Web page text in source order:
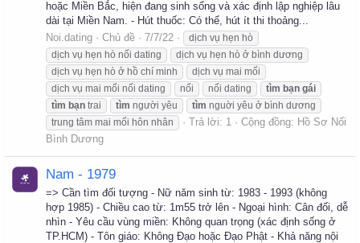
hoặc Miền Bắc, hiện đang sinh sống và xác định lập nghiệp lâu
dài tại Miền Nam. - Hút thuốc: Có thể, hút ít thi thoảng...
Noi.dating
Chủ đề 7/7/22
dịch vụ hẹn hò
dịch vụ hẹn hò nối dating
dịch vụ hẹn hò ở bình dương
dịch vụ hẹn hò ở hồ chí minh
dịch vụ mai mối
dịch vụ mai mối nối dating
nối nối dating tìm bạn gái
tìm bạn trai tìm người yêu tìm nguời yêu ở bình dương
trung tâm mai mối hôn nhân
Trả lời: 1 Cộng đồng: Hồ Sơ Nối
Bình Dương
Nam - 1979
=> Cần tìm đối tượng - Nữ năm sinh từ: 1983 - 1993 (không
hợp 1985) - Chiều cao từ: 1m55 trở lên - Ngoại hình: Cân đối, dễ
nhìn - Yêu cầu vùng miền: Không quan trọng (xác định sống ở
TP.HCM) - Tôn giáo: Không Đạo hoặc Đạo Phật - Khả năng nội